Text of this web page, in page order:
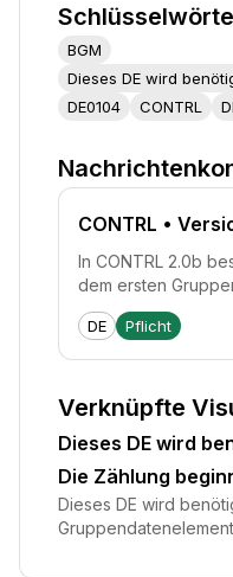
BGM
Dieses DE wird
DE0104
CONTRL
CONTRL •
In CONTRL 2.0b
dem ersten
DE Pflicht
Verknüpfte
Dieses DE wird
Die Zählung
Dieses DE wird